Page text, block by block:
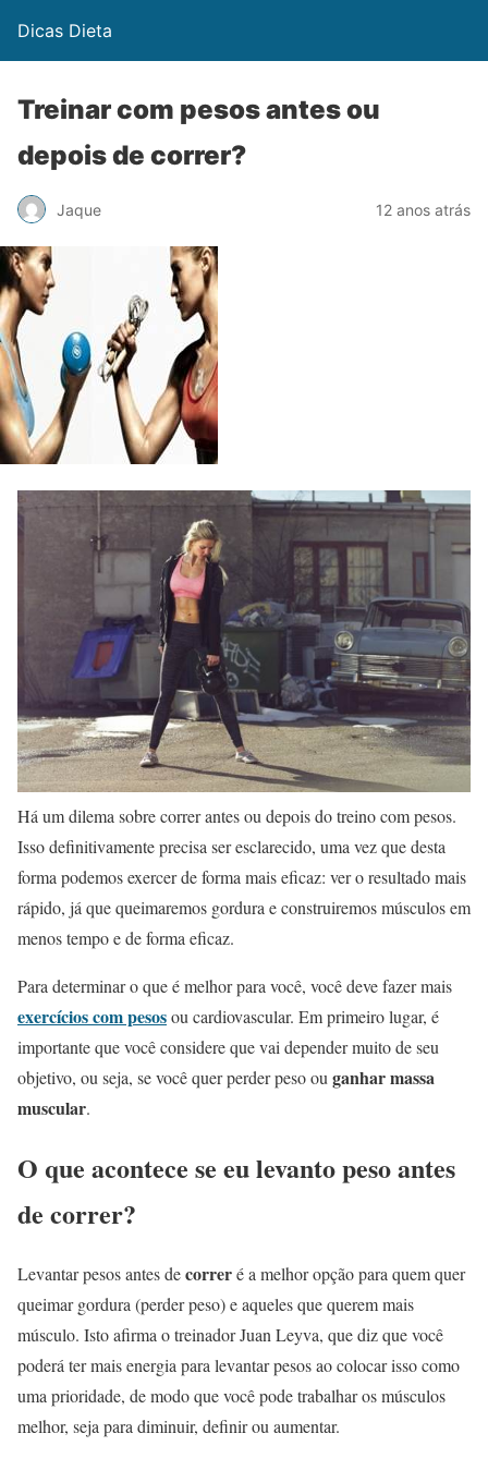
Dicas Dieta
Treinar com pesos antes ou
depois de correr?
Jaque 12 anos atrás
Há um dilema sobre correr antes ou depois do treino com pesos.
Isso definitivamente precisa ser esclarecido, uma vez que desta
forma podemos exercer de forma mais eficaz: ver o resultado mais
rápido, já que queimaremos gordura e construiremos músculos em
menos tempo e de forma eficaz.
Para determinar o que é melhor para você, você deve fazer mais
exercícios com pesosou cardiovascular. Em primeiro lugar, é
importante que você considere que vai depender muito de seu
objetivo, ou seja, se você quer perder peso ouganhar massa
muscular.
O que acontece se eu levanto peso antes
de correr?
Levantar pesos antes decorreré a melhor opção para quem quer
queimar gordura (perder peso) e aqueles que querem mais
músculo. Isto afirma o treinador Juan Leyva, que diz que você
poderá ter mais energia para levantar pesos ao colocar isso como
uma prioridade, de modo que você pode trabalhar os músculos
melhor, seja para diminuir, definir ou aumentar.